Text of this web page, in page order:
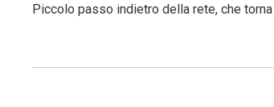
Piccolo passo indietro della rete, che